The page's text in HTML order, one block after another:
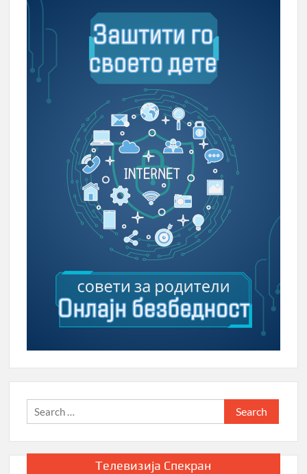
Search
for:
Телевизија Спекран